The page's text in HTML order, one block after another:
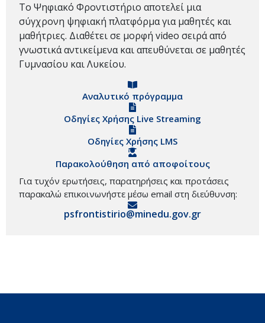
Το Ψηφιακό Φροντιστήριο αποτελεί μια
σύγχρονη ψηφιακή πλατφόρμα για μαθητές και
μαθήτριες. Διαθέτει σε μορφή video σειρά από
γνωστικά αντικείμενα και απευθύνεται σε μαθητές
Γυμνασίου και Λυκείου.
Αναλυτικό πρόγραμμα
Οδηγίες Χρήσης Live Streaming
Οδηγίες Χρήσης LMS
Παρακολούθηση από αποφοίτους
Για τυχόν ερωτήσεις, παρατηρήσεις και προτάσεις
παρακαλώ επικοινωνήστε μέσω email στη διεύθυνση:
psfrontistirio@minedu.gov.gr